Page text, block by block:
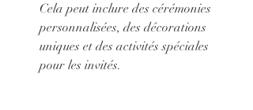
Cela peut inclure des cérémonies
personnalisées, des décorations
uniques et des activités spéciales
pour les invités.